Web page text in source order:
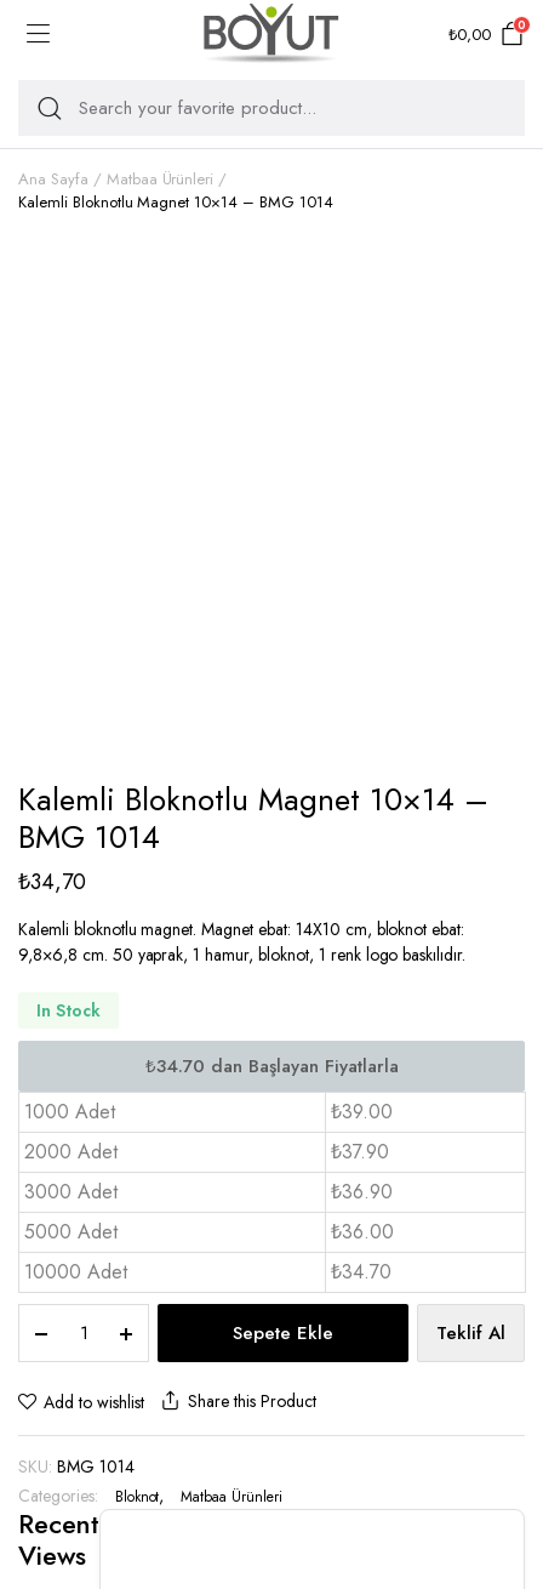
₺0,00 0
Ana Sayfa
Matbaa Ürünleri
Kalemli Bloknotlu Magnet 10×14 – BMG 1014
Kalemli Bloknotlu Magnet 10×14 –
BMG 1014
₺34,70
Kalemli bloknotlu magnet. Magnet ebat: 14X10 cm, bloknot ebat:
9,8×6,8 cm. 50 yaprak, 1 hamur, bloknot, 1 renk logo baskılıdır.
In Stock
1000 Adet
₺39.00
2000 Adet
₺37.90
3000 Adet
₺36.90
5000 Adet
₺36.00
10000 Adet
₺34.70
Bloknotlu
Magnet
10×14
BMG
1014
quantity
Sepete Ekle Teklif Al
Add to wishlist Share this Product
SKU: BMG 1014
Categories:
Bloknot, Matbaa Ürünleri
Recent
Views